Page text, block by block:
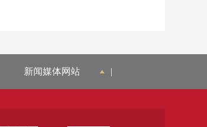
新闻媒体网站 |